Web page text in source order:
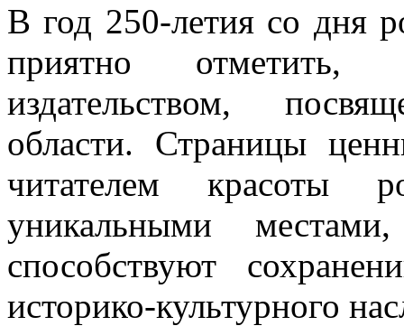
В год 250-летия со дня
приятно
издательством,
области. Страницы
читателем красоты
уникальными
способствуют
историко-культурного